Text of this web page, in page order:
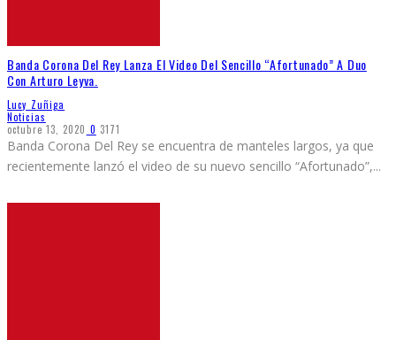
Banda Corona Del Rey Lanza El Video Del Sencillo “Afortunado” A Duo
Con Arturo Leyva.
Lucy Zuñiga
Noticias
octubre 13, 2020 0 3171
Banda Corona Del Rey se encuentra de manteles largos, ya que
recientemente lanzó el video de su nuevo sencillo “Afortunado”,...